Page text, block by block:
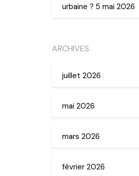
urbaine ? 5 mai 2026
ARCHIVES
juillet 2026
mai 2026
mars 2026
février 2026